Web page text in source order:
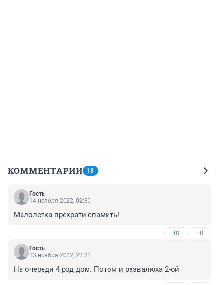
КОММЕНТАРИИ 18
Гость
14 ноября 2022, 02:30
Малолетка прекрати спамить!
+0 –0
Гость
13 ноября 2022, 22:21
На очереди 4 род дом. Потом и развалюха 2-ой